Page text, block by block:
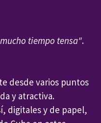
tiempo tensa".
desde varios puntos
y atractiva.
digitales y de papel,